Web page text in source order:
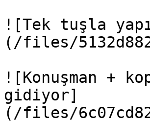
![Tek tuşla
(/files/
![Konuşman +
gidiyor]
(/files/